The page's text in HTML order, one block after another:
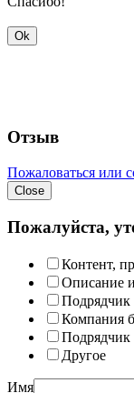
Ok
Отзыв
Пожаловаться или
Close
Пожалуйста,
Контент,
Описание
Подрядчик
Компания
Подрядчик
Другое
Имя